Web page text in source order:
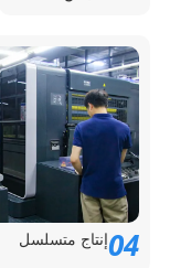
إنتاج متسلسل